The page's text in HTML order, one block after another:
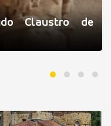
Claustro de